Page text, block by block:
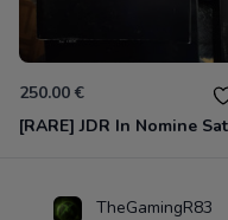
250.00 €
TheGamingR83